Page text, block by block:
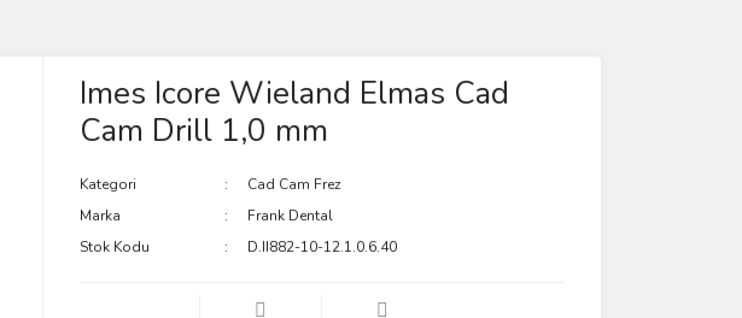
Imes Icore Wieland Elmas Cad
Cam Drill 1,0 mm
Kategori
Cad Cam Frez
Marka
Frank Dental
Stok Kodu
D.II882-10-12.1.0.6.40